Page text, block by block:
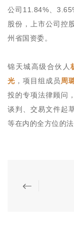
公司11.84%、
股份，上市公司控
州省国资委。
锦天城高级合伙人
光 ，项目组成员周
投的专项法律顾问
谈判、交易文件起
等在内的全方位的法